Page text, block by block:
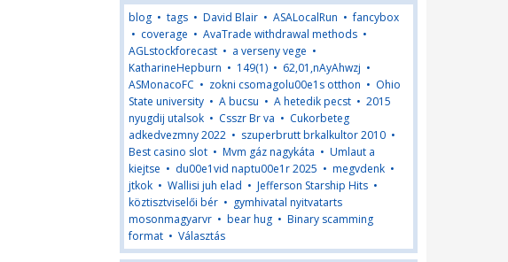
blog • tags • David Blair • ASALocalRun •fancybox
• coverage • AvaTrade withdrawal methods •
AGLstockforecast • a verseny vege •
KatharineHepburn • 149(1) • 62,01,nAyAhwzj •
ASMonacoFC • zokni csomagolu00e1s otthon • Ohio
State university • A bucsu • A hetedik pecst • 2015
nyugdij utalsok • Csszr Br va • Cukorbeteg
adkedvezmny 2022 • szuperbrutt brkalkultor 2010 •
Best casino slot • Mvm gáz nagykáta • Umlaut a
kiejtse • du00e1vid naptu00e1r 2025 • megvdenk •
jtkok • Wallisi juh elad • Jefferson Starship Hits •
köztisztviselői bér • gymhivatal nyitvatarts
mosonmagyarvr • bear hug • Binary scamming
format • Választás